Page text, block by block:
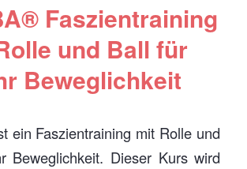
Faszientraining
und Ball für
Beweglichkeit
ein Faszientraining mit Rolle und
Beweglichkeit. Dieser Kurs wird